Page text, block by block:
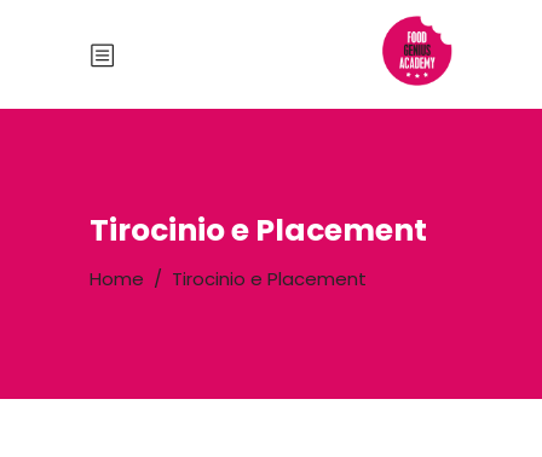
Tirocinio e Placement
Home / Tirocinio e Placement